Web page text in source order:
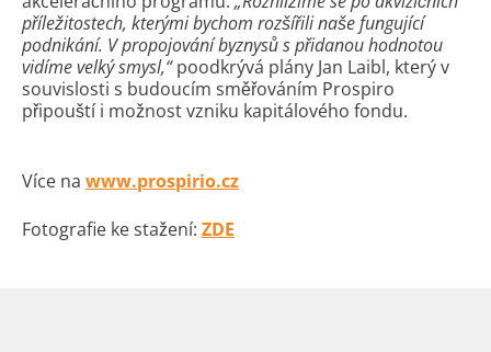
příležitostech, kterými bychom rozšířili naše fungující
podnikání. V propojování byznysů s přidanou hodnotou
vidíme velký smysl,“poodkrývá plány Jan Laibl, který v
souvislosti s budoucím směřováním Prospiro
připouští i možnost vzniku kapitálového fondu.
Více na www.prospirio.cz
Fotografie ke stažení: ZDE